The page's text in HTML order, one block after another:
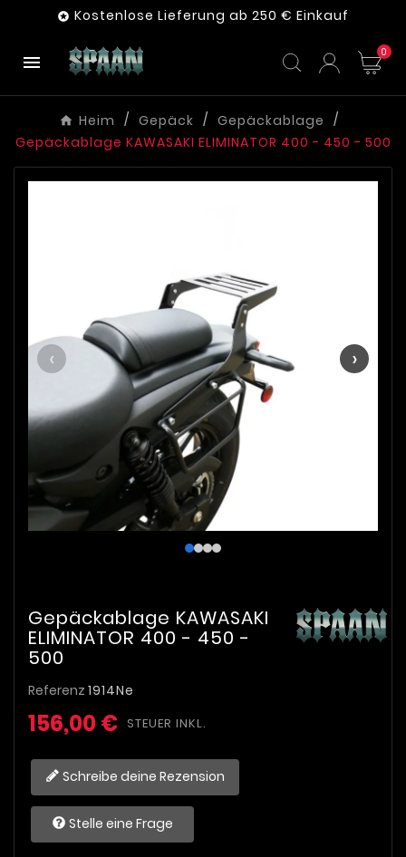
 Kostenlose Lieferung ab 250 € Einkauf
 0
Heim Gepäck
Gepäckablage
Gepäckablage KAWASAKI ELIMINATOR 400 - 450 - 500
‹ ›
Gepäckablage KAWASAKI
ELIMINATOR 400 - 450 -
500
Referenz 1914Ne
156,00 € STEUER INKL.
Schreibe deine Rezension
Stelle eine Frage